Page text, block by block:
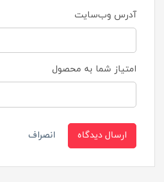
آدرس وب‌سایت
امتیاز شما به محصول
ارسال دیدگاه انصراف